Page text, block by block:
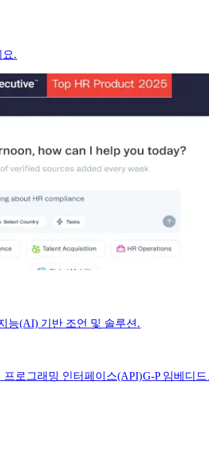
.​​
능(AI) 기반 조언 및 솔루션.​​
프로그래밍 인터페이스(API)​​G-P 임베디드​​